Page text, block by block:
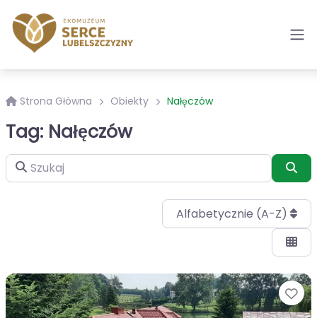
Strona Główna Obiekty Nałęczów
Tag: Nałęczów
Szukaj
Alfabetycznie (A-Z)